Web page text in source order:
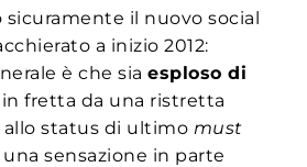
sicuramente il nuovo social
a inizio 2012:
è che siaesploso di
in fretta da una ristretta
status di ultimo must
sensazione in parte